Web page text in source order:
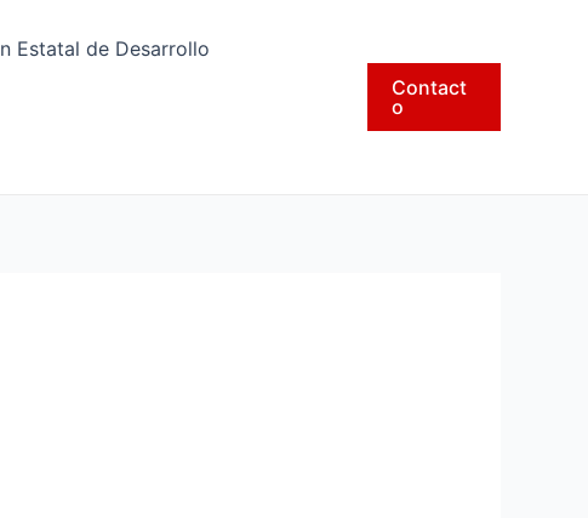
Estatal de Desarrollo
Contact
o